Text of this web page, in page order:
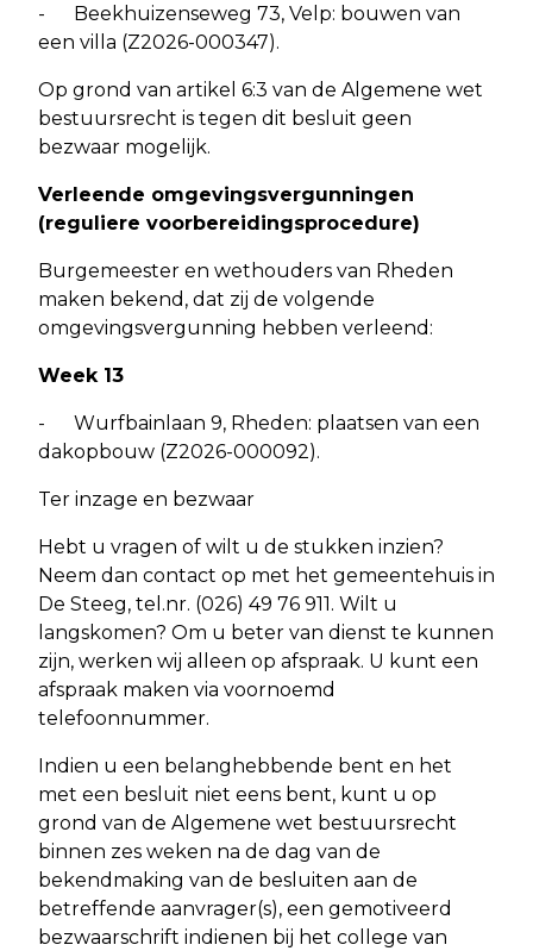
- Beekhuizenseweg 73, Velp: bouwen van
een villa (Z2026-000347).
Op grond van artikel 6:3 van de Algemene wet
bestuursrecht is tegen dit besluit geen
bezwaar mogelijk.
Verleende omgevingsvergunningen
(reguliere voorbereidingsprocedure)
Burgemeester en wethouders van Rheden
maken bekend, dat zij de volgende
omgevingsvergunning hebben verleend:
Week 13
- Wurfbainlaan 9, Rheden: plaatsen van een
dakopbouw (Z2026-000092).
Ter inzage en bezwaar
Hebt u vragen of wilt u de stukken inzien?
Neem dan contact op met het gemeentehuis in
De Steeg, tel.nr. (026) 49 76 911. Wilt u
langskomen? Om u beter van dienst te kunnen
zijn, werken wij alleen op afspraak. U kunt een
afspraak maken via voornoemd
telefoonnummer.
Indien u een belanghebbende bent en het
met een besluit niet eens bent, kunt u op
grond van de Algemene wet bestuursrecht
binnen zes weken na de dag van de
bekendmaking van de besluiten aan de
betreffende aanvrager(s), een gemotiveerd
bezwaarschrift indienen bij het college van